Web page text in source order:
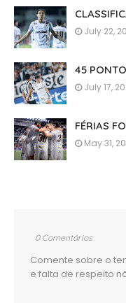
July 22,
45
July 17,
FÉRIAS
May 31,
0 Comentários
Comente sobre o
e falta de respeito